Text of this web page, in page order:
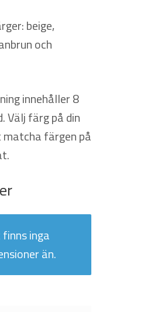
beige,
och
innehåller 8
Välj färg på din
färgen på
inga
än.